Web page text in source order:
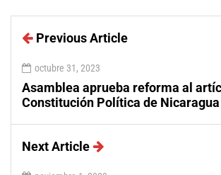
Previous Article
octubre 31, 2023
Asamblea aprueba reforma al
Constitución Política de Nicaragua
Next Article